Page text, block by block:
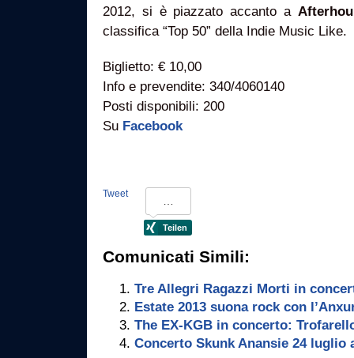
2012, si è piazzato accanto a
classifica “Top 50” della Indie Music Like.
Biglietto: € 10,00
Info e prevendite: 340/4060140
Posti disponibili: 200
Su Facebook
Tweet
Comunicati Simili:
Tre Allegri Ragazzi Morti in
Estate 2013 suona rock con
The EX-KGB in concerto:
Concerto Skunk Anansie 24 luglio